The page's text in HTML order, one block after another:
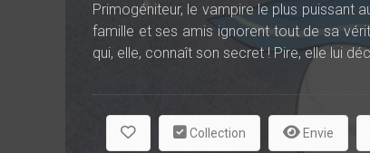
Primogéniteur, le vampire le plus puissant
famille et ses amis ignorent tout de sa
qui, elle, connaît son secret ! Pire, elle lui
Collection Envie